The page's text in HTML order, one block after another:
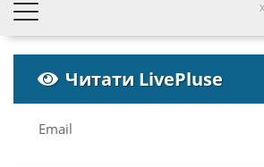
Читати LivePluse